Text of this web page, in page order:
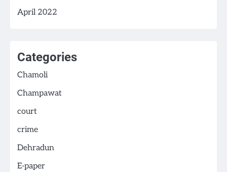
April 2022
Categories
Chamoli
Champawat
court
crime
Dehradun
E-paper